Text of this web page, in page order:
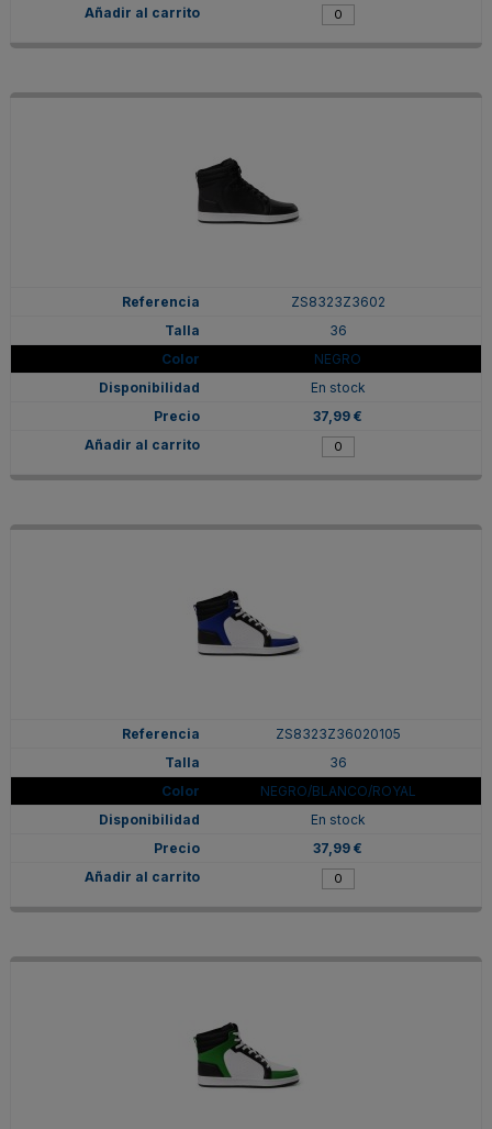
ZS8323Z3602
36
NEGRO
En stock
37,99 €
ZS8323Z36020105
36
NEGRO/BLANCO/ROYAL
En stock
37,99 €